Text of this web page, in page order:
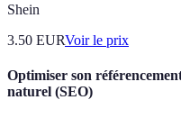
Shein
3.50 EURVoir le prix
Optimiser son
naturel (SEO)